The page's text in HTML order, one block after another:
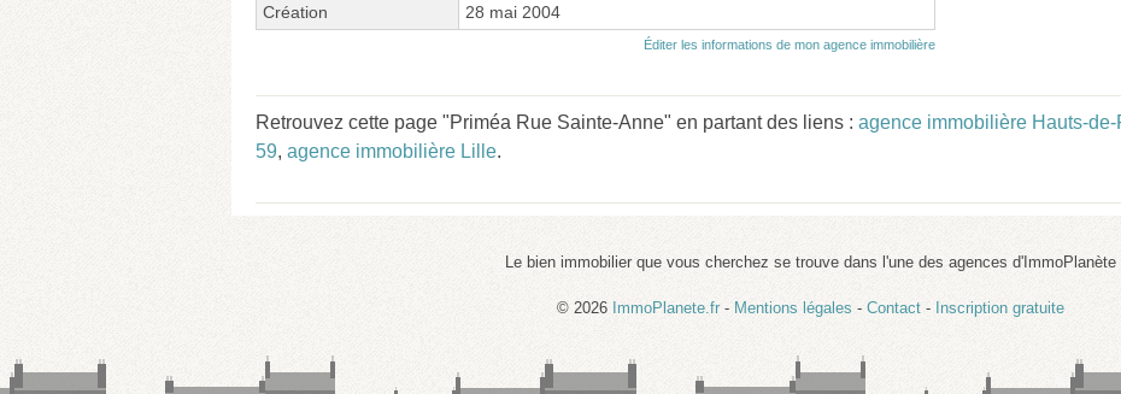
Création
28 mai 2004
Éditer les informations de mon agence immobilière
Retrouvez cette page "Priméa Rue Sainte-Anne" en partant des liens : agence immobilière Hauts-de-
59, agence immobilière Lille.
Le bien immobilier que vous cherchez se trouve dans l'une des agences d'ImmoPlanète
© 2026 ImmoPlanete.fr - Mentions légales - Contact- Inscription gratuite